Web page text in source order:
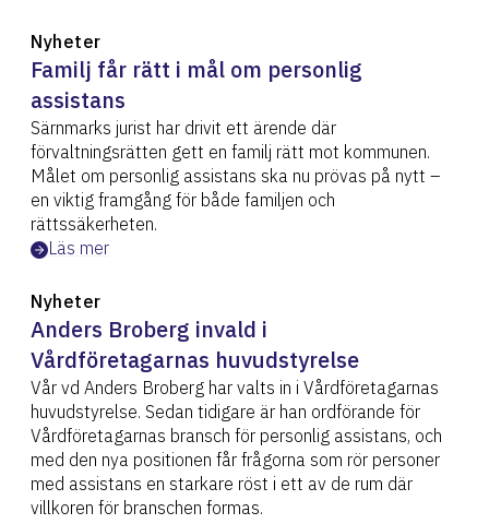
Nyheter
Familj får rätt i mål om personlig
assistans
Särnmarks jurist har drivit ett ärende där
förvaltningsrätten gett en familj rätt mot kommunen.
Målet om personlig assistans ska nu prövas på nytt –
en viktig framgång för både familjen och
rättssäkerheten.
Läs mer
Nyheter
Anders Broberg invald i
Vårdföretagarnas huvudstyrelse
Vår vd Anders Broberg har valts in i Vårdföretagarnas
huvudstyrelse. Sedan tidigare är han ordförande för
Vårdföretagarnas bransch för personlig assistans, och
med den nya positionen får frågorna som rör personer
med assistans en starkare röst i ett av de rum där
villkoren för branschen formas.